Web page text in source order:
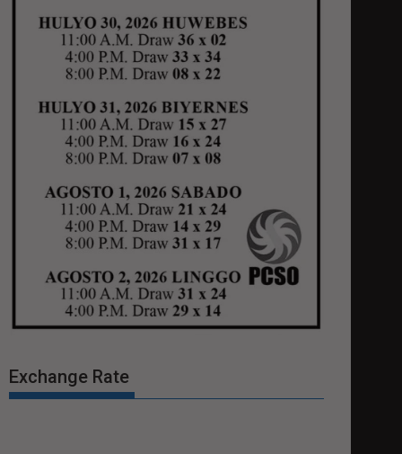
Exchange Rate